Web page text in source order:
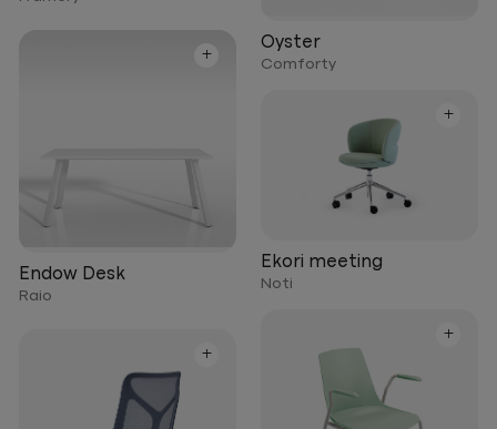
Oyster
Comforty
+
Endow Desk
Raio
+
Ekori meeting
Noti
+
+